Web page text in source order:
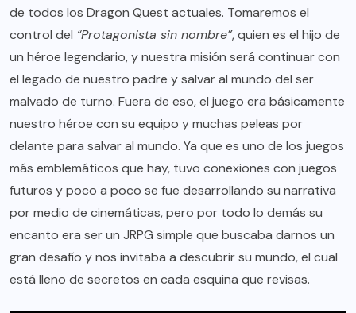
de todos los Dragon Quest actuales. Tomaremos el
control del “Protagonista sin nombre”, quien es el hijo de
un héroe legendario, y nuestra misión será continuar con
el legado de nuestro padre y salvar al mundo del ser
malvado de turno. Fuera de eso, el juego era básicamente
nuestro héroe con su equipo y muchas peleas por
delante para salvar al mundo. Ya que es uno de los juegos
más emblemáticos que hay, tuvo conexiones con juegos
futuros y poco a poco se fue desarrollando su narrativa
por medio de cinemáticas, pero por todo lo demás su
encanto era ser un JRPG simple que buscaba darnos un
gran desafío y nos invitaba a descubrir su mundo, el cual
está lleno de secretos en cada esquina que revisas.